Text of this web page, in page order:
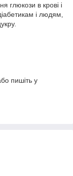
глюкози в крові і
і людям,
пишіть у